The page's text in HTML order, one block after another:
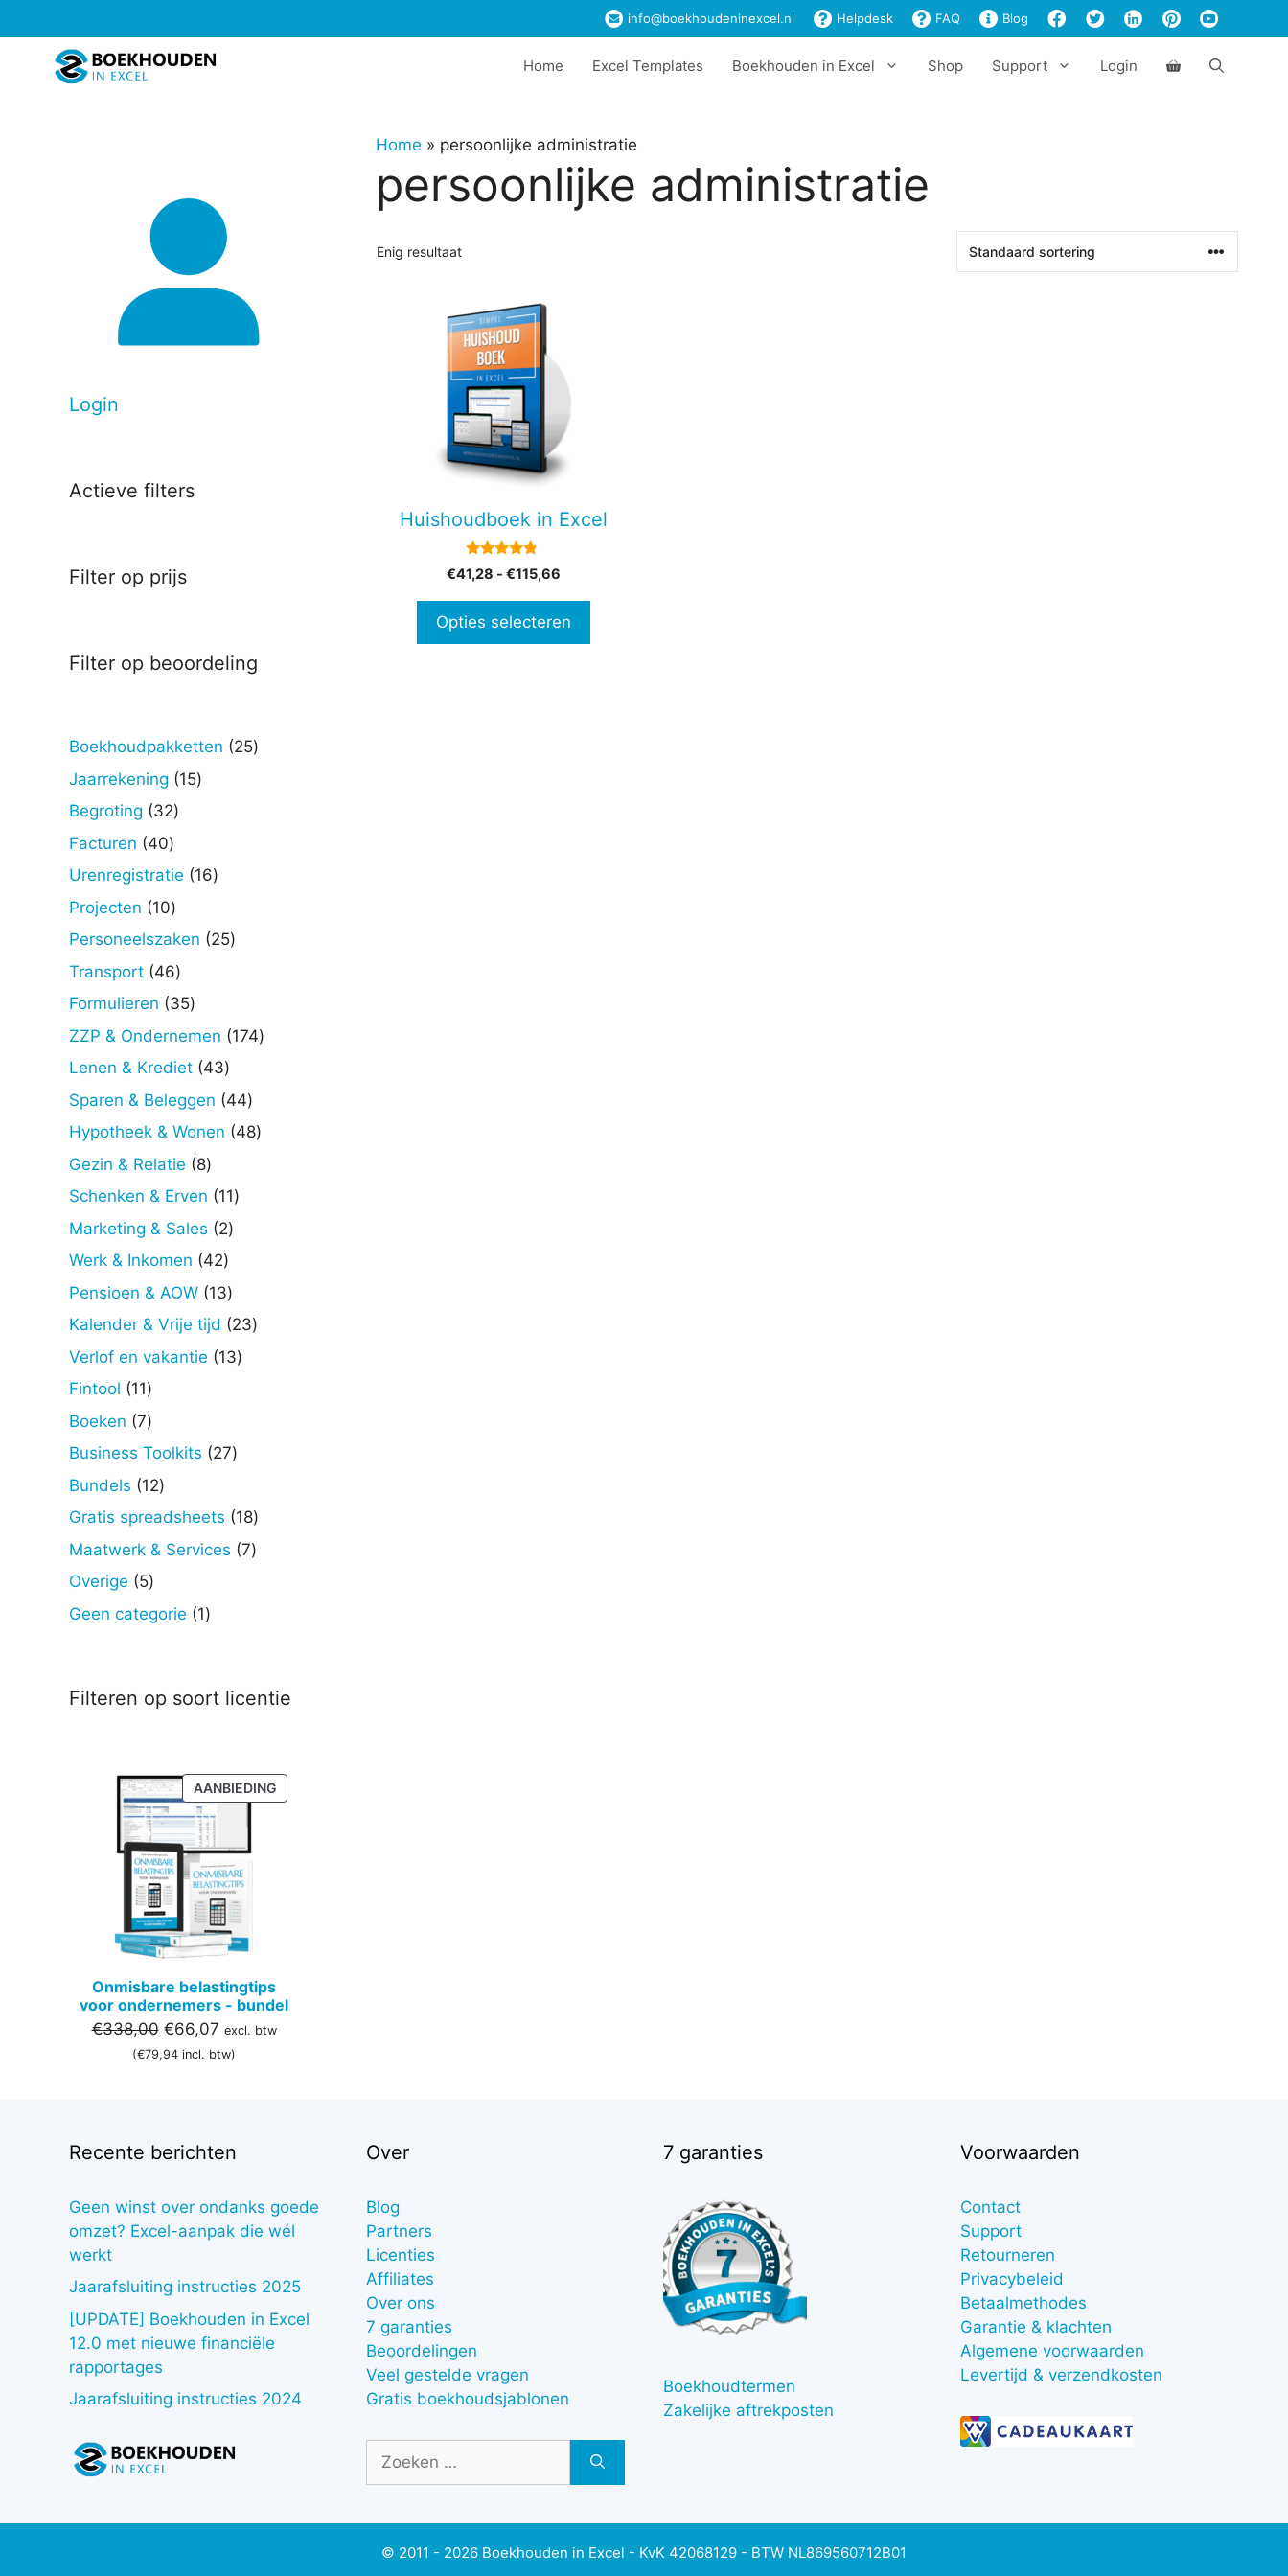
naar
info@boekhoudeninexcel.nl Helpdesk FAQ Blog
Home Excel Templates Boekhouden in Excel Shop Support Login
Home » persoonlijke administratie
persoonlijke administratie
Enig resultaat
Huishoudboek in Excel
4.65
van 5
€41,28 - €115,66Prijsklasse:
€115,66
Opties selecteren
meerdere
worden
productpagina
Login
Actieve filters
Filter op prijs
Filter op beoordeling
Boekhoudpakketten 2525
Jaarrekening 1515
Begroting 3232
Facturen 4040
producten
Urenregistratie 1616
Projecten 1010
producten
Personeelszaken 2525
Transport 4646
producten
Formulieren 3535
producten
ZZP & Ondernemen 174174
Lenen & Krediet 4343
producten
Sparen & Beleggen 4444
producten
Hypotheek & Wonen 4848
Gezin & Relatie 88
producten
Schenken & Erven 1111
Marketing & Sales 22
Werk & Inkomen 4242
producten
Pensioen & AOW 1313
producten
Kalender & Vrije tijd 2323
Verlof en vakantie 1313
Fintool 1111
producten
Boeken 77
producten
Business Toolkits 2727
Bundels 1212
producten
Gratis spreadsheets 1818
producten
Maatwerk & Services 77
Overige 55
producten
Geen categorie 11
Filteren op soort licentie
AANBIEDINGPRODUCT
IN
Onmisbare belastingtips
voor ondernemers - bundel
€338,00 Oorspronkelijke
prijs
€66,07Huidige
prijs
excl. btw
(€79,94 incl. btw)
Recente berichten
Geen winst over ondanks goede
omzet? Excel-aanpak die wél
werkt
Jaarafsluiting instructies 2025
[UPDATE] Boekhouden in Excel
12.0 met nieuwe financiële
rapportages
Jaarafsluiting instructies 2024
Over
Blog
Partners
Licenties
Affiliates
Over ons
7 garanties
Beoordelingen
Veel gestelde vragen
Gratis boekhoudsjablonen
naar:
7 garanties
Boekhoudtermen
Zakelijke aftrekposten
Voorwaarden
Contact
Support
Retourneren
Privacybeleid
Betaalmethodes
Garantie & klachten
Algemene voorwaarden
Levertijd & verzendkosten
© 2011 - 2026 Boekhouden in Excel - KvK 42068129 - BTW NL869560712B01